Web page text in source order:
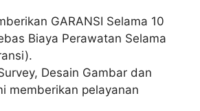
GARANSI Selama 10
Biaya Perawatan Selama
Desain Gambar dan
memberikan pelayanan